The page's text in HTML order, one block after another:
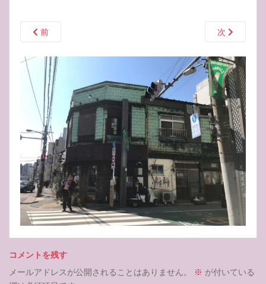
前 次
コメントを残す
メールアドレスが公開されることはありません。
※ が付いている